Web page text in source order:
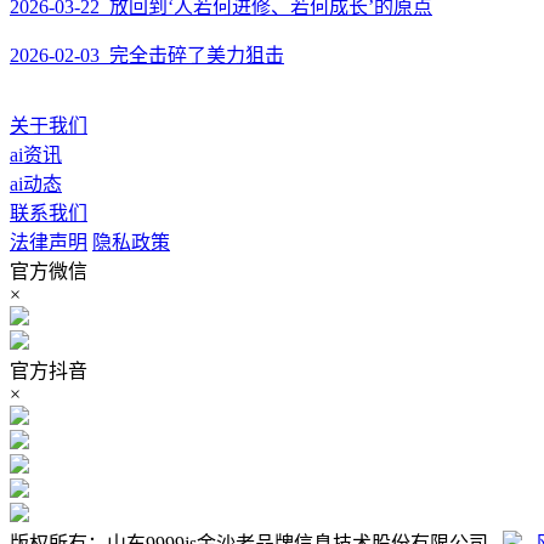
2026-03-22 放回到‘人若何进修、若何成长’的原点
2026-02-03 完全击碎了美力狙击
关于我们
ai资讯
ai动态
联系我们
法律声明 隐私政策
官方微信
×
官方抖音
×